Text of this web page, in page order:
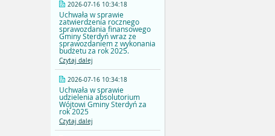
2026-07-16 10:34:18
Uchwała w sprawie
zatwierdzenia rocznego
sprawozdania finansowego
Gminy Sterdyń wraz ze
sprawozdaniem z wykonania
budżetu za rok 2025.
Czytaj dalej
2026-07-16 10:34:18
Uchwała w sprawie
udzielenia absolutorium
Wójtowi Gminy Sterdyń za
rok 2025
Czytaj dalej